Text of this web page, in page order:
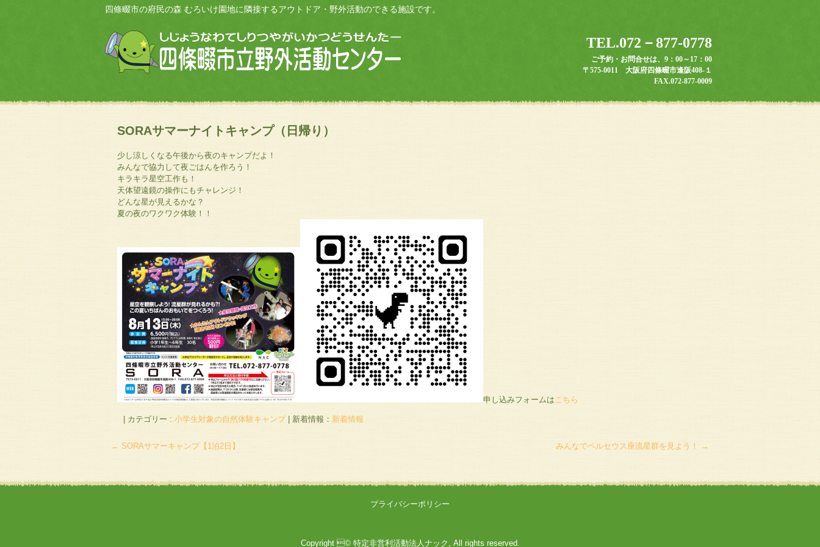
四條畷市の府民の森 むろいけ園地に隣接するアウトドア・野外活動のできる施設です。
TEL.072－877-0778
ご予約・お問合せは、9：00～17：00
〒575-0011 大阪府四條畷市逢阪408-１
FAX.072-877-0009
SORAサマーナイトキャンプ（日帰り）
少し涼しくなる午後から夜のキャンプだよ！
みんなで協力して夜ごはんを作ろう！
キラキラ星空工作も！
天体望遠鏡の操作にもチャレンジ！
どんな星が見えるかな？
夏の夜のワクワク体験！！
申し込みフォームはこちら
カテゴリー : 小学生対象の自然体験キャンプ 新着情報： 新着情報
← SORAサマーキャンプ【1泊2日】 みんなでペルセウス座流星群を見よう！ →
プライバシーポリシー
Copyright © 特定非営利活動法人ナック, All rights reserved.